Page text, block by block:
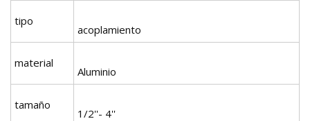
tipo
acoplamiento
material
Aluminio
tamaño
1/2''- 4''